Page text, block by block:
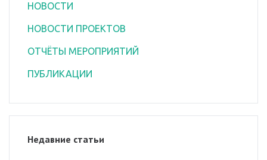
НОВОСТИ
НОВОСТИ ПРОЕКТОВ
ОТЧЁТЫ МЕРОПРИЯТИЙ
ПУБЛИКАЦИИ
Недавние статьи